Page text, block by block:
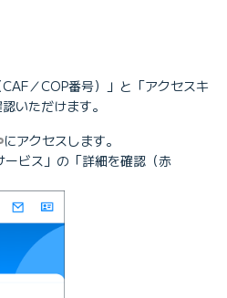
／COP番号）」と「アクセスキ
いただけます。
にアクセスします。
ビス」の「詳細を確認（赤